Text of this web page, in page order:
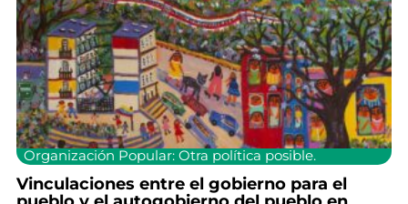
Organización Popular: Otra política posible.
Vinculaciones entre el gobierno para el